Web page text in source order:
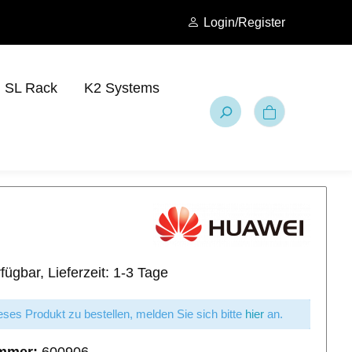
Login/Register
SL Rack K2 Systems
Lieferzeit: 1-3 Tage
Produkt zu bestellen, melden Sie sich bitte hieran.